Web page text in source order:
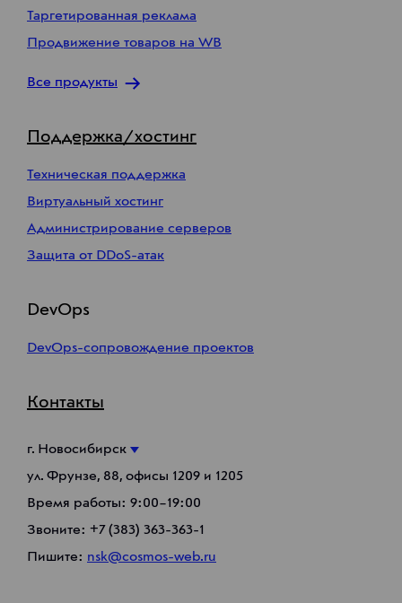
Таргетированная реклама
Продвижение товаров на WB
Все продукты
Поддержка/хостинг
Техническая поддержка
Виртуальный хостинг
Администрирование серверов
Защита от DDoS-атак
DevOps
DevOps-сопровождение проектов
Контакты
г. Новосибирск
ул. Фрунзе, 88, офисы 1209 и 1205
Время работы: 9:00–19:00
Звоните: +7 (383) 363-363-1
Пишите: nsk@cosmos-web.ru